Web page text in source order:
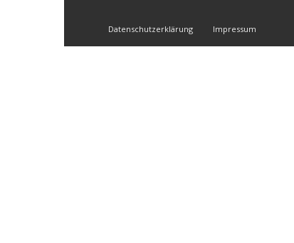
Datenschutzerklärung Impressum